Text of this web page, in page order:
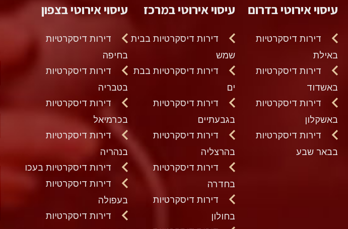
עיסוי אירוטי בדרום
דירות דיסקרטיות
באילת
דירות דיסקרטיות
באשדוד
דירות דיסקרטיות
באשקלון
דירות דיסקרטיות
בבאר שבע
עיסוי אירוטי במרכז
דירות דיסקרטיות בבית
שמש
דירות דיסקרטיות בבת
ים
דירות דיסקרטיות
בגבעתיים
דירות דיסקרטיות
בהרצליה
דירות דיסקרטיות
בחדרה
דירות דיסקרטיות
בחולון
עיסוי אירוטי בצפון
דירות דיסקרטיות
בחיפה
דירות דיסקרטיות
בטבריה
דירות דיסקרטיות
בכרמיאל
דירות דיסקרטיות
בנהריה
דירות דיסקרטיות בעכו
דירות דיסקרטיות
בעפולה
דירות דיסקרטיות